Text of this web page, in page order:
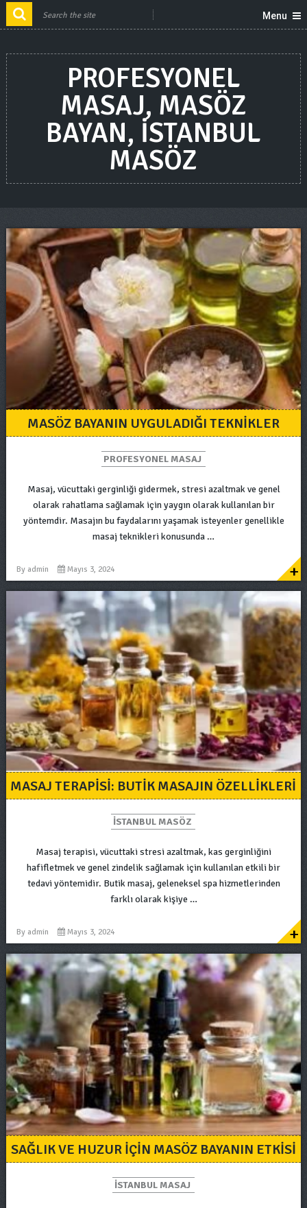
Menu
PROFESYONEL
MASAJ, MASÖZ
BAYAN, ISTANBUL
MASÖZ
MASÖZ BAYANIN UYGULADIĞI TEKNIKLER
PROFESYONEL MASAJ
Masaj, vücuttaki gerginliği gidermek, stresi azaltmak ve genel
olarak rahatlama sağlamak için yaygın olarak kullanılan bir
yöntemdir. Masajın bu faydalarını yaşamak isteyenler genellikle
masaj teknikleri konusunda …
By admin Mayıs 3, 2024 +
MASAJ TERAPISI: BUTIK MASAJIN ÖZELLIKLERI
ISTANBUL MASÖZ
Masaj terapisi, vücuttaki stresi azaltmak, kas gerginliğini
hafifletmek ve genel zindelik sağlamak için kullanılan etkili bir
tedavi yöntemidir. Butik masaj, geleneksel spa hizmetlerinden
farklı olarak kişiye …
By admin Mayıs 3, 2024 +
SAĞLIK VE HUZUR İÇIN MASÖZ BAYANIN ETKISI
ISTANBUL MASAJ